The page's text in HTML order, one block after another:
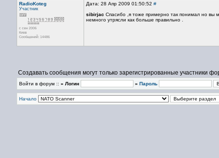
RadioKoteg
Участник
с сен 2006
Киев
Сообщений: 14486
Дата: 28 Апр 2009 01:50:52 #
sibirjac Спасибо ,я тоже примерно так понимал но вы
немного утрясли как больше правильно .
Создавать сообщения могут только зарегистрированные участники
Войти в форум :: » Логин » Пароль
Начало